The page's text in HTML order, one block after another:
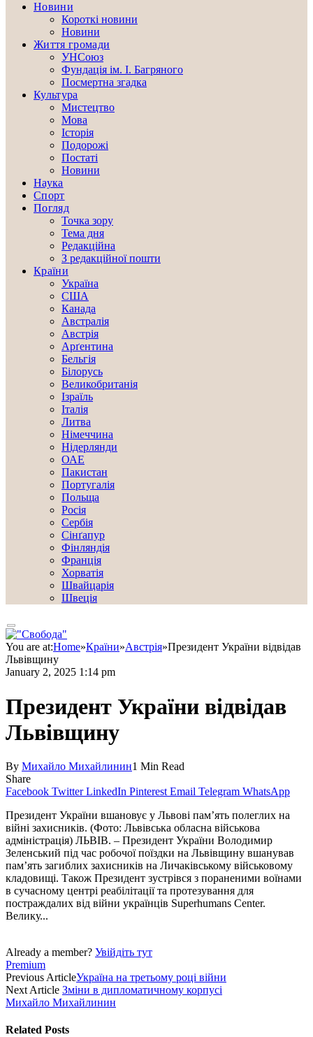
Новини
Короткі новини
Новини
Життя громади
УНСоюз
Фундація ім. І. Багряного
Посмертна згадка
Культура
Мистецтво
Мова
Історія
Подорожі
Постаті
Новини
Наука
Спорт
Погляд
Точка зору
Тема дня
Редакційна
З редакційної пошти
Країни
Україна
США
Канада
Австралія
Австрія
Арґентина
Бельгія
Білорусь
Великобританія
Ізраїль
Італія
Литва
Німеччина
Нідерлянди
ОАЕ
Пакистан
Португалія
Польща
Росія
Сербія
Сінґапур
Фінляндія
Франція
Хорватія
Швайцарія
Швеція
You are at:Home»Країни»Австрія»Президент України відвідав
Львівщину
January 2, 2025 1:14 pm
Президент України відвідав
Львівщину
By Михайло Михайлинин1 Min Read
Share
Facebook Twitter LinkedIn Pinterest Email Telegram WhatsApp
Президент України вшановує у Львові пам’ять полеглих на
війні захисників. (Фото: Львівська обласна військова
адміністрація) ЛЬВІВ. – Президент України Воло­димир
Зеленський під час робочої поїздки на Львівщину вшанував
пам’ять загиблих захисників на Лича­ківському військовому
кладовищі. Також Президент зустрівся з пораненими воїнами
в сучасному центрі реабілітації та протезування для
постраждалих від війни українців Superhumans Center.
Велику...
Already a member? Увійдіть тут
Premium
Previous ArticleУкраїна на третьому році війни
Next Article Зміни в дипломатичному корпусі
Михайло Михайлинин
Related Posts